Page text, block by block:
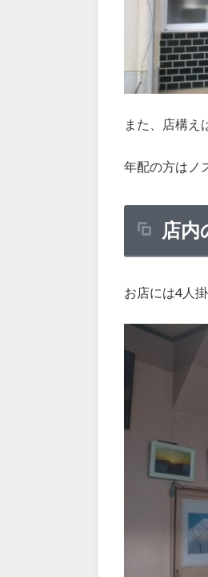
また、店構え
年配の方はノ
店内
お店には4人